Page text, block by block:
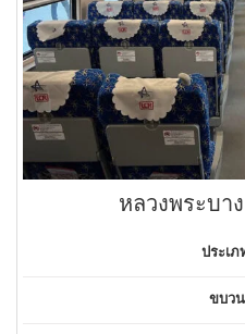
หลวงพระบา
ประเภ
ขบว